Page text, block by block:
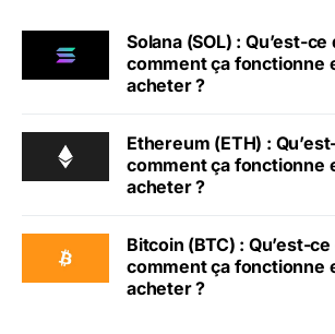
Solana (SOL) : Qu’est-ce
comment ça fonctionne
acheter ?
Ethereum (ETH) :
comment ça fonctionne
acheter ?
Bitcoin (BTC) : Qu’est-ce
comment ça fonctionne
acheter ?